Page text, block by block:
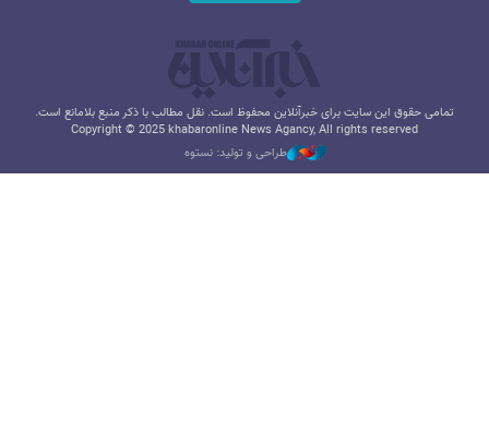
تمامی حقوق این سایت برای خبرآنلاین محفوظ است. نقل مطالب با ذکر منبع بلامانع است.
Copyright © 2025 khabaronline News Agancy, All rights reserved
طراحی و تولید: نستوه